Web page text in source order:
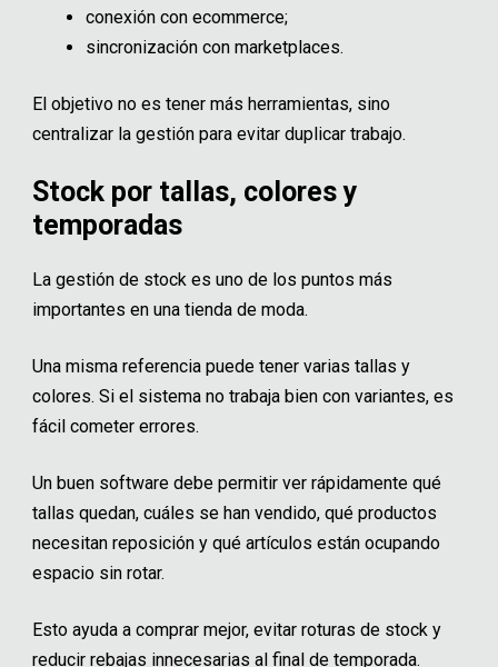
conexión con ecommerce;
sincronización con marketplaces.
El objetivo no es tener más herramientas, sino
centralizar la gestión para evitar duplicar trabajo.
Stock por tallas, colores y
temporadas
La gestión de stock es uno de los puntos más
importantes en una tienda de moda.
Una misma referencia puede tener varias tallas y
colores. Si el sistema no trabaja bien con variantes, es
fácil cometer errores.
Un buen software debe permitir ver rápidamente qué
tallas quedan, cuáles se han vendido, qué productos
necesitan reposición y qué artículos están ocupando
espacio sin rotar.
Esto ayuda a comprar mejor, evitar roturas de stock y
reducir rebajas innecesarias al final de temporada.